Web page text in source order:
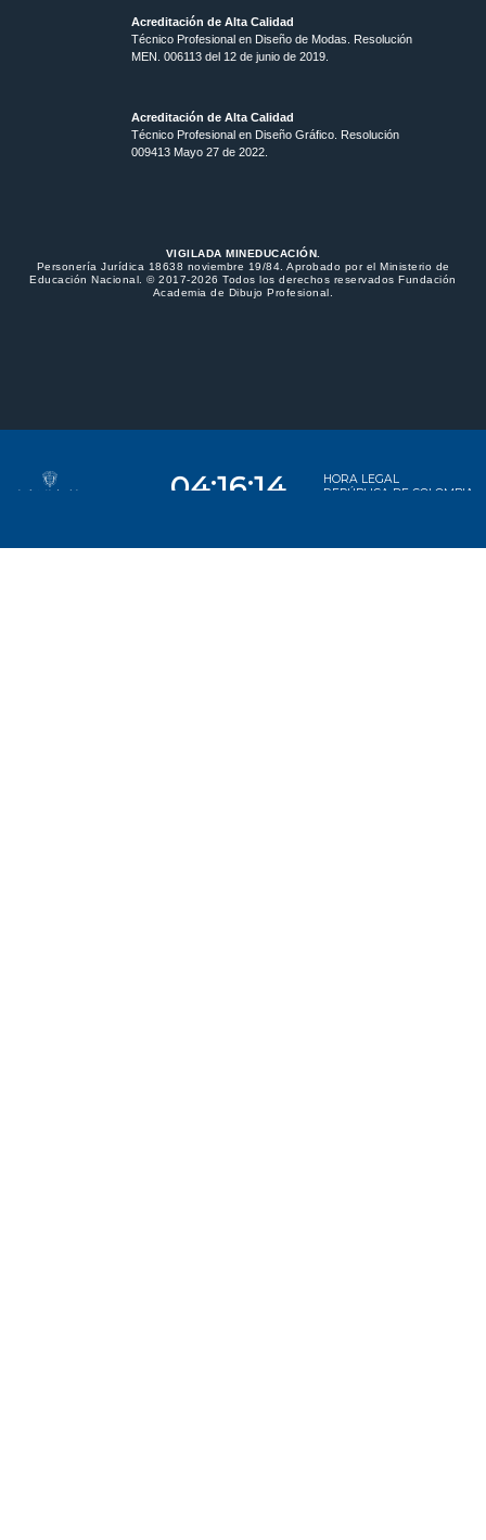
Acreditación de Alta Calidad
Técnico Profesional en Diseño de Modas. Resolución
MEN. 006113 del 12 de junio de 2019.
Acreditación de Alta Calidad
Técnico Profesional en Diseño Gráfico. Resolución
009413 Mayo 27 de 2022.
VIGILADA MINEDUCACIÓN.
Personería Jurídica 18638 noviembre 19/84. Aprobado por el Ministerio de
Educación Nacional. © 2017-2026 Todos los derechos reservados Fundación
Academia de Dibujo Profesional.